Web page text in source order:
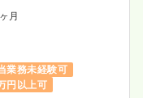
月
業務未経験可
円以上可